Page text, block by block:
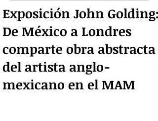
Exposición John Golding:
De México a Londres
comparte obra abstracta
del artista anglo-
mexicano en el MAM